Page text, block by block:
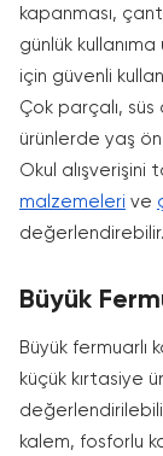
kapanması,
günlük
için güvenli
Çok parçalı,
ürünlerde yaş
Okul alışverişini
malzemeleri ve
değerlendirebilir.
Büyük
Büyük fermuarlı
küçük kırtasiye
kalem, fosforlu